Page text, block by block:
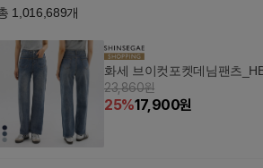
1,016,689개
화세 브이컷포켓데님팬츠
23,860원
25%17,900원